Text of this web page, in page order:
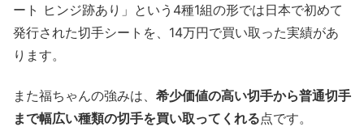
ート ヒンジ跡あり」という4種1組の形では日本で初めて
発行された切手シートを、14万円で買い取った実績があ
ります。
また福ちゃんの強みは、 希少価値の高い切手から普通切手
まで幅広い種類の切手を買い取ってくれる点です。